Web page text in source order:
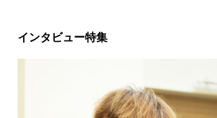
インタビュー特集